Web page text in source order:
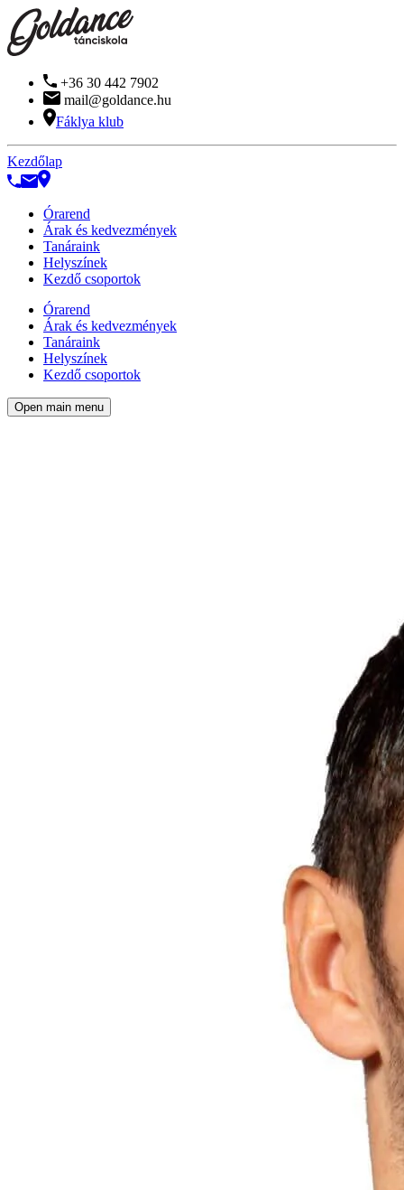
+36 30 442 7902
mail@goldance.hu
Fáklya klub
Kezdőlap
Órarend
Árak és kedvezmények
Tanáraink
Helyszínek
Kezdő csoportok
Órarend
Árak és kedvezmények
Tanáraink
Helyszínek
Kezdő csoportok
Open main menu